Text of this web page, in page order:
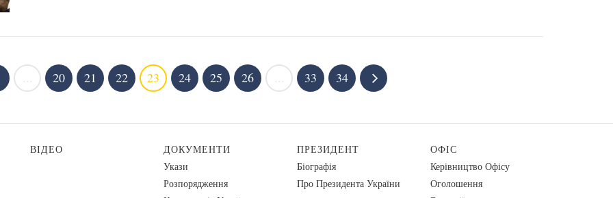
20 21 22 23 24 25 26 33 34
ВІДЕО
ДОКУМЕНТИ
Укази
Розпорядження
ПРЕЗИДЕНТ
Біографія
Про Президента України
ОФІС
Керівництво Офісу
Оголошення